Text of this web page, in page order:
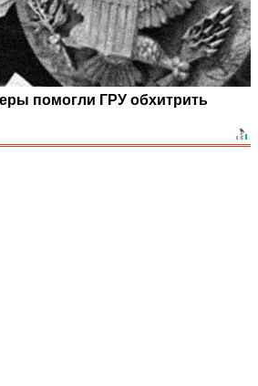
помогли ГРУ обхитрить